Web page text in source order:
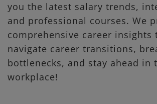
you the latest salary trends,
and professional courses. We
comprehensive career insights
navigate career transitions,
bottlenecks, and stay ahead in
workplace!